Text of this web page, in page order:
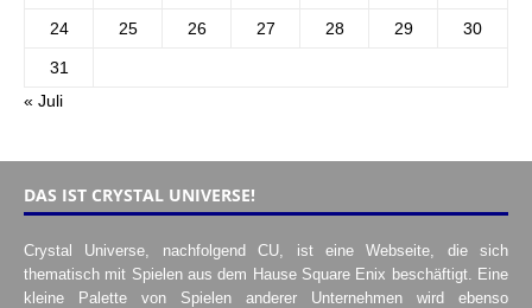
24 25 26 27 28 29 30
31
« Juli
DAS IST CRYSTAL UNIVERSE!
Crystal Universe, nachfolgend CU, ist eine Webseite, die sich
thematisch mit Spielen aus dem Hause Square Enix beschäftigt. Eine
kleine Palette von Spielen anderer Unternehmen wird ebenso